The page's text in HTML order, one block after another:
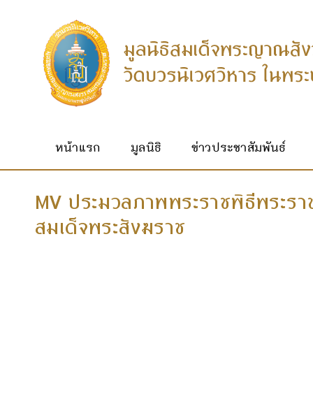
หน้าแรก มูลนิธิ ข่าวประชาสัมพันธ์
MV ประมวลภาพพระราชพิธีพระร
สมเด็จพระสังฆราช